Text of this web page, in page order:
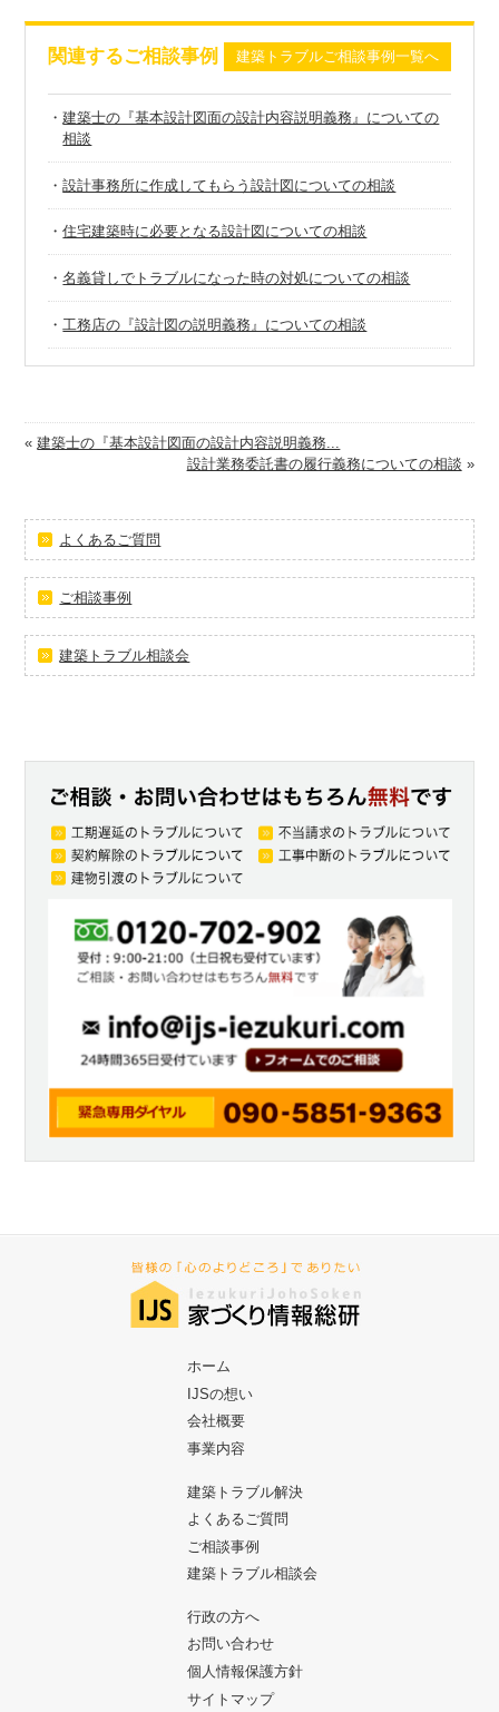
関連するご相談事例 建築トラブルご相談事例一覧へ
・建築士の『基本設計図面の設計内容説明義務』についての
相談
・設計事務所に作成してもらう設計図についての相談
・住宅建築時に必要となる設計図についての相談
・名義貸しでトラブルになった時の対処についての相談
・ 工務店の『設計図の説明義務』についての相談
«建築士の『基本設計図面の設計内容説明義務...
設計業務委託書の履行義務についての相談 »
よくあるご質問
ご相談事例
建築トラブル相談会
ホーム
IJSの想い
会社概要
事業内容
建築トラブル解決
よくあるご質問
ご相談事例
建築トラブル相談会
行政の方へ
お問い合わせ
個人情報保護方針
サイトマップ